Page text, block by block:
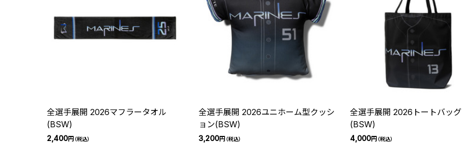
全選手展開 2026マフラータオル
(BSW)
2,400円（税込）
全選手展開 2026ユニホーム型クッシ
ョン(BSW)
3,200円（税込）
全選手展開 2026トートバッグ
(BSW)
4,000円（税込）